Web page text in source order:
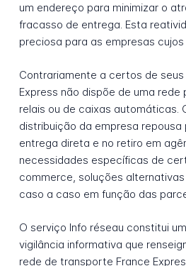
um endereço para minimizar o
fracasso de entrega. Esta
preciosa para as empresas
Contrariamente a certos de
Express não dispõe de uma rede
relais ou de caixas automáticas.
distribuição da empresa repousa
entrega direta e no retiro em
necessidades específicas de
commerce, soluções
caso a caso em função das
O serviço Info réseau constitui
vigilância informativa que
rede de transporte France